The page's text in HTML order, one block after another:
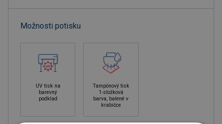
Možnosti potisku
UV tisk na
barevný
podklad
Tampónový tisk
1-složková
barva, balené v
krabičce